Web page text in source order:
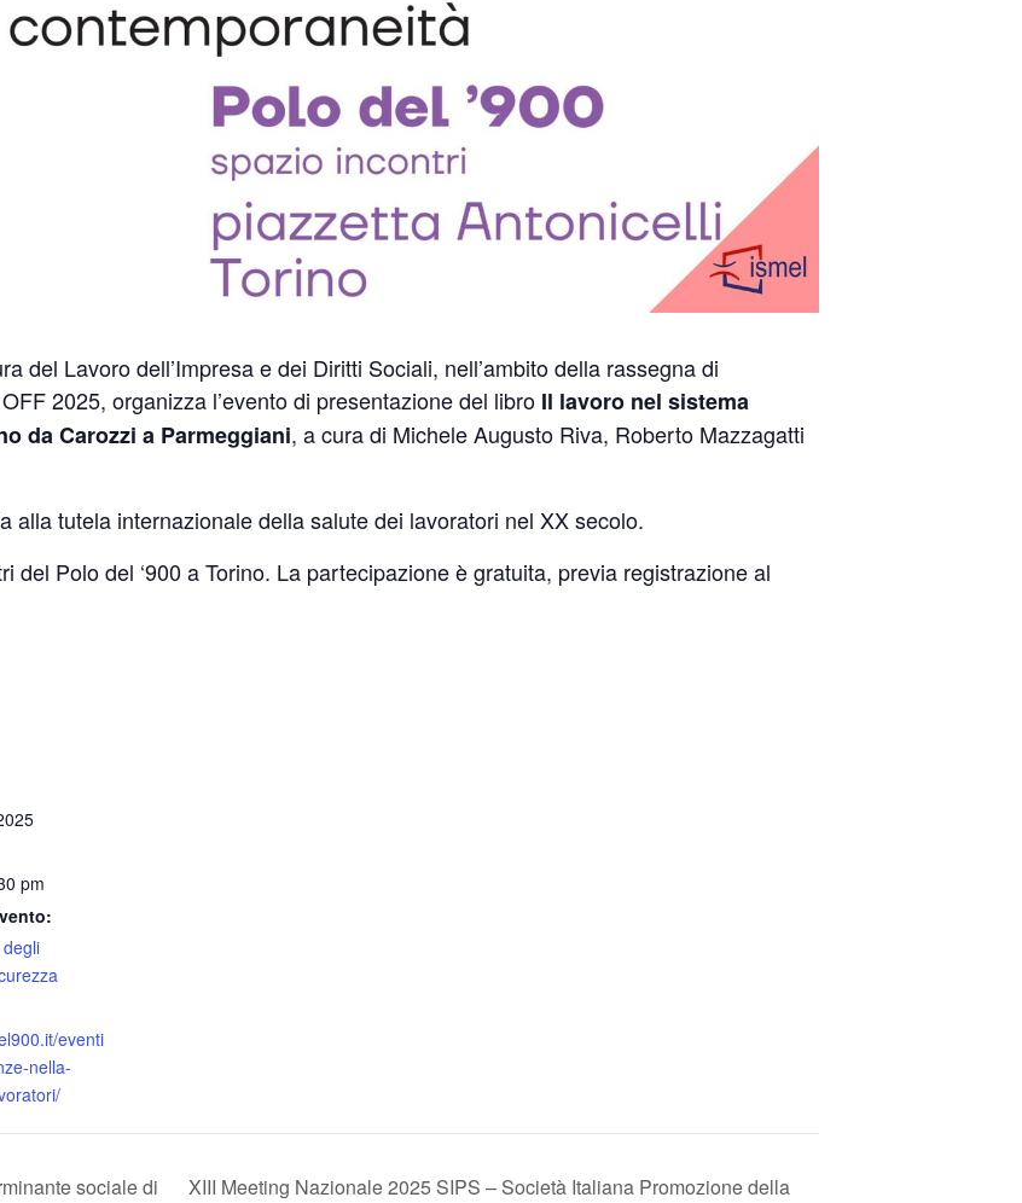
del Lavoro dell’Impresa e dei Diritti Sociali, nell’ambito della rassegna di
2025, organizza l’evento di presentazione del libro Il lavoro nel sistema
da Carozzi a Parmeggiani, a cura di Michele Augusto Riva, Roberto Mazzagatti
alla tutela internazionale della salute dei lavoratori nel XX secolo.
del Polo del ‘900 a Torino. La partecipazione è gratuita, previa registrazione al
pm
eventi
nella-
sociale di
XIII Meeting Nazionale 2025 SIPS – Società Italiana Promozione della